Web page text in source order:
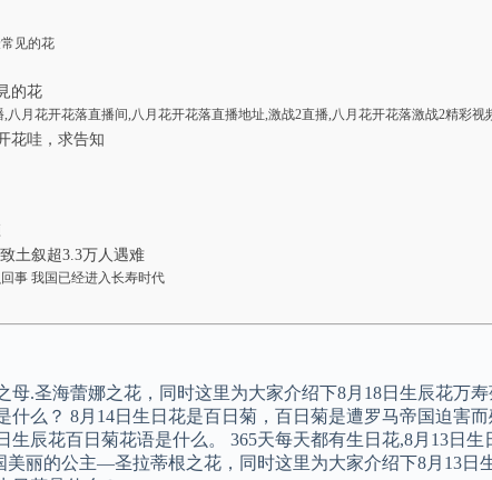
见的花
的花
月花开花落直播间,八月花开花落直播地址,激战2直播,八月花开花落激战2精彩视
花哇，求告知
土叙超3.3万人遇难
事 我国已经进入长寿时代
母.圣海蕾娜之花，同时这里为大家介绍下8月18日生辰花万
什么？ 8月14日生日花是百日菊，百日菊是遭罗马帝国迫害
辰花百日菊花语是什么。 365天每天都有生日花,8月13日生
美丽的公主—圣拉蒂根之花，同时这里为大家介绍下8月13日